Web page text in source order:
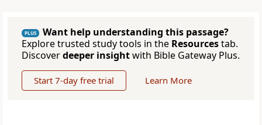
PLUS
Want help understanding this passage?
Explore trusted study tools in the Resourcestab.
Discoverdeeper insightwith Bible Gateway Plus.
Start 7-day free trial Learn More